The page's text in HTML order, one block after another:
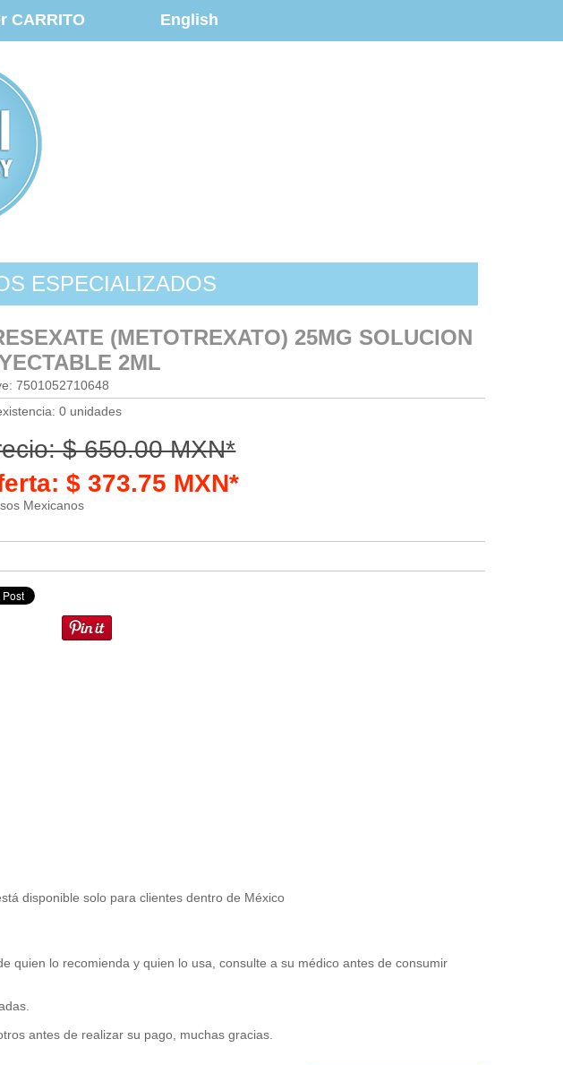
CARRITO English
ESPECIALIZADOS
(METOTREXATO) 25MG SOLUCION
2ML
7501052710648
0 unidades
$ 650.00 MXN*
$ 373.75 MXN*
Mexicanos
disponible solo para clientes dentro de México
quien lo recomienda y quien lo usa, consulte a su médico antes de consumir
antes de realizar su pago, muchas gracias.